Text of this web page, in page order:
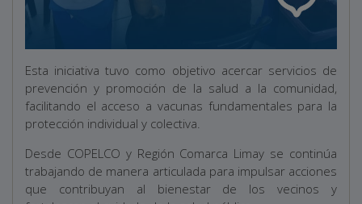
Esta iniciativa tuvo como objetivo acercar servicios de
prevención y promoción de la salud a la comunidad,
facilitando el acceso a vacunas fundamentales para la
protección individual y colectiva.
Desde COPELCO y Región Comarca Limay se continúa
trabajando de manera articulada para impulsar acciones
que contribuyan al bienestar de los vecinos y